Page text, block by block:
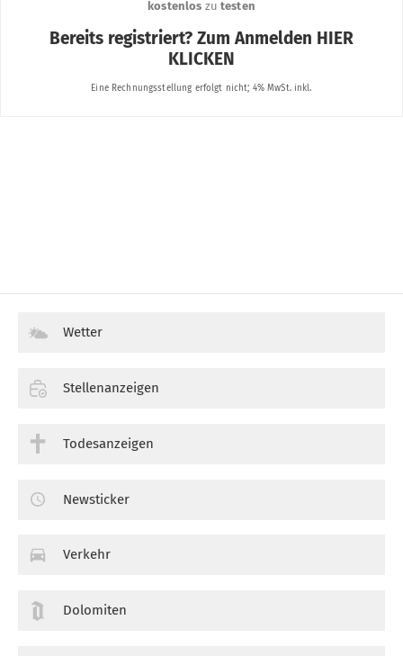
Wetter
Stellenanzeigen
Todesanzeigen
Newsticker
Verkehr
Dolomiten